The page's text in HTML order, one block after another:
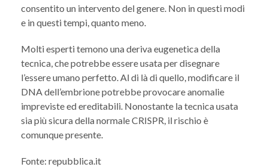
consentito un intervento del genere. Non in questi modi
e in questi tempi, quanto meno.
Molti esperti temono una deriva eugenetica della
tecnica, che potrebbe essere usata per disegnare
l’essere umano perfetto. Al di là di quello, modificare il
DNA dell’embrione potrebbe provocare anomalie
impreviste ed ereditabili. Nonostante la tecnica usata
sia più sicura della normale CRISPR, il rischio è
comunque presente.
Fonte: repubblica.it